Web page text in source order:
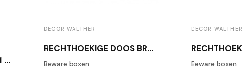
HANDDOEKHAAK CT HAK1 MAT ZWART
DECOR WALTHER
RECHTHOEKIGE DOOS BROWNIE BOD2 WITTE LEDER
Beware boxen
DECOR WALTHER
Beware boxen